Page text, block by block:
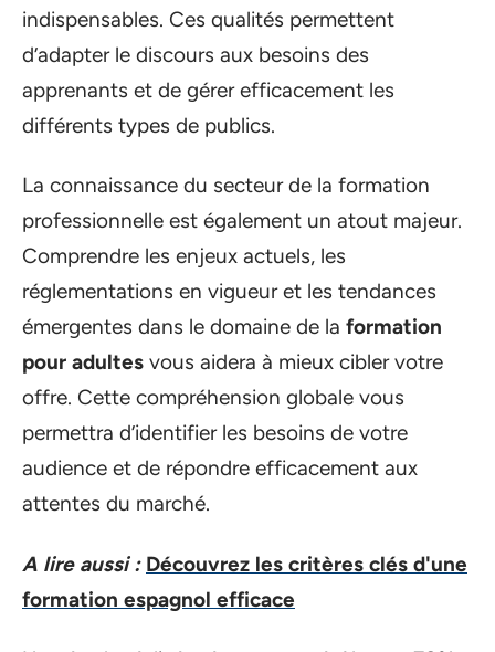
indispensables. Ces qualités permettent
d’adapter le discours aux besoins des
apprenants et de gérer efficacement les
différents types de publics.
La connaissance du secteur de la formation
professionnelle est également un atout majeur.
Comprendre les enjeux actuels, les
réglementations en vigueur et les tendances
émergentes dans le domaine de la formation
pour adultes vous aidera à mieux cibler votre
offre. Cette compréhension globale vous
permettra d’identifier les besoins de votre
audience et de répondre efficacement aux
attentes du marché.
A lire aussi : Découvrez les critères clés d'une
formation espagnol efficace